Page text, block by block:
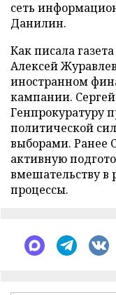
сеть
Данилин.
Как писала
Алексей Журавлев
иностранном
кампании.
Генпрокуратуру
политической
выборами. Ранее
активную
вмешательству в
процессы.